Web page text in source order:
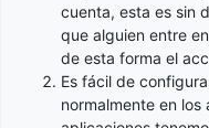
cuenta, esta es sin
que alguien entre
de esta forma el
Es fácil de
normalmente en